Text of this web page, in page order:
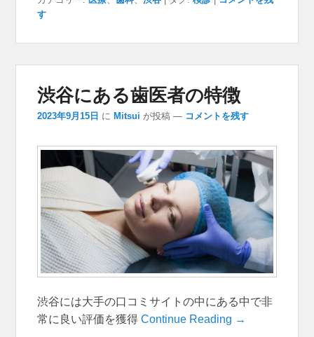
す
渋谷にある歯医者の特徴
2023年9月15日 に Mitsui が投稿 — コメントを残す
渋谷には大手の口コミサイトの中にある中で非
常に良い評価を獲得Continue Reading →